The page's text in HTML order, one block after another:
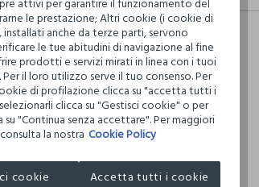
fisici, per
definito per
restrittivi
Clicca qui
I nostri
MADE IN
Hai fino a
le prestazione; Altri cookie (i cookie di
anche da terze parti, servono
le tue abitudini di navigazione al fine
prodotti e servizi mirati in linea con i tuoi
Per il loro utilizzo serve il tuo consenso. Per
di profilazione clicca su "accetta tutti i
clicca su "Gestisci cookie" o per
"Continua senza accettare". Per maggiori
la nostra Cookie Policy
cookie Accetta tutti i cookie